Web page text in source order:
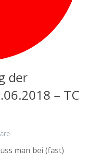
der
– TC
man bei (fast)